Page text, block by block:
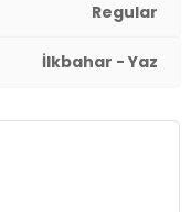
Regular
İlkbahar - Yaz